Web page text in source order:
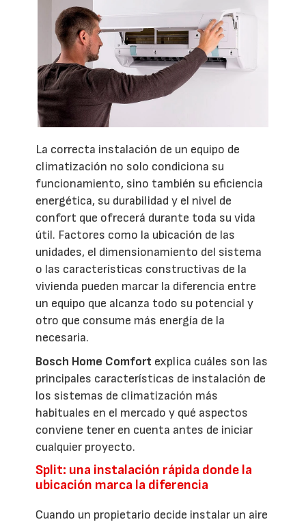
La correcta instalación de un equipo de
climatización no solo condiciona su
funcionamiento, sino también su eficiencia
energética, su durabilidad y el nivel de
confort que ofrecerá durante toda su vida
útil. Factores como la ubicación de las
unidades, el dimensionamiento del sistema
o las características constructivas de la
vivienda pueden marcar la diferencia entre
un equipo que alcanza todo su potencial y
otro que consume más energía de la
necesaria.
Bosch Home Comfort explica cuáles son las
principales características de instalación de
los sistemas de climatización más
habituales en el mercado y qué aspectos
conviene tener en cuenta antes de iniciar
cualquier proyecto.
Split: una instalación rápida donde la
ubicación marca la diferencia
Cuando un propietario decide instalar un aire